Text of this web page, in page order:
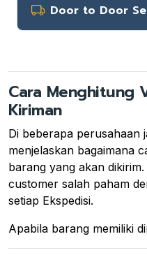
Door to Door
Cara Menghitung
Kiriman
Di beberapa perusahaan
menjelaskan bagaimana
barang yang akan
customer salah paham
setiap Ekspedisi.
Apabila barang memiliki